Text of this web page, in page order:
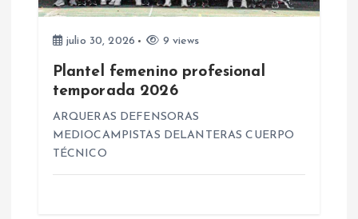
julio 30, 2026 9 views
Plantel femenino profesional
temporada 2026
ARQUERAS DEFENSORAS
MEDIOCAMPISTAS DELANTERAS CUERPO
TÉCNICO